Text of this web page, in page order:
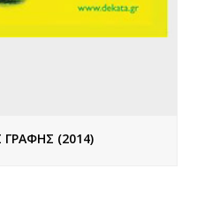
(2014)